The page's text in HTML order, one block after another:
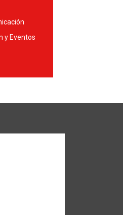
y Eventos